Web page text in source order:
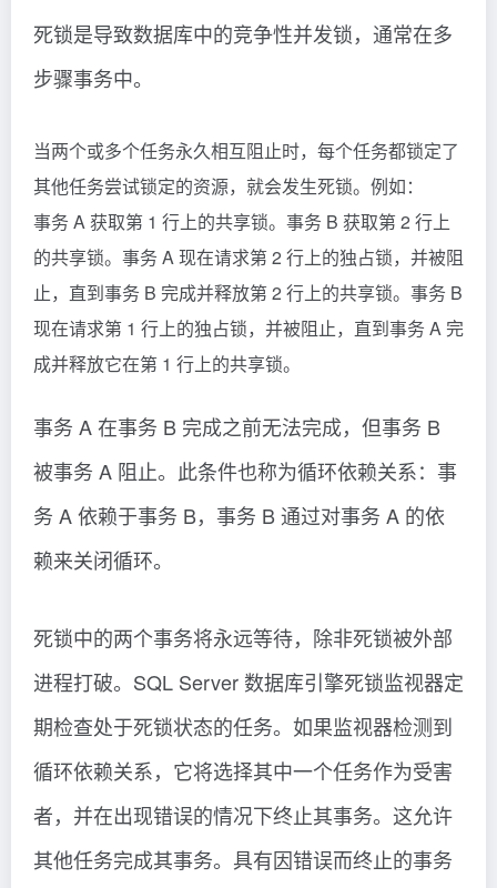
死锁是导致数据库中的竞争性并发锁，通常在多
步骤事务中。
当两个或多个任务永久相互阻止时，每个任务都锁定了
其他任务尝试锁定的资源，就会发生死锁。例如：
事务 A 获取第 1 行上的共享锁。事务 B 获取第 2 行上
的共享锁。事务 A 现在请求第 2 行上的独占锁，并被阻
止，直到事务 B 完成并释放第 2 行上的共享锁。事务 B
现在请求第 1 行上的独占锁，并被阻止，直到事务 A 完
成并释放它在第 1 行上的共享锁。
事务 A 在事务 B 完成之前无法完成，但事务 B
被事务 A 阻止。此条件也称为循环依赖关系：事
务 A 依赖于事务 B，事务 B 通过对事务 A 的依
赖来关闭循环。
死锁中的两个事务将永远等待，除非死锁被外部
进程打破。SQL Server 数据库引擎死锁监视器定
期检查处于死锁状态的任务。如果监视器检测到
循环依赖关系，它将选择其中一个任务作为受害
者，并在出现错误的情况下终止其事务。这允许
其他任务完成其事务。具有因错误而终止的事务